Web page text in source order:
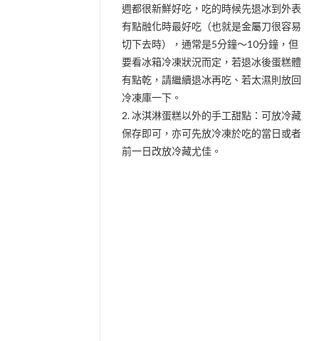
週都很新鮮好吃，吃的時候先退冰到外表
有點融化時最好吃（也就是金屬刀很容易
切下去時），通常是5分鐘～10分鐘，但
要看冰箱冷凍狀況而定，若退冰後蛋糕體
有點乾，請繼續退冰再吃、若太濕則放回
冷凍庫一下。
2. 冰淇淋蛋糕以外的手工甜點：可放冷藏
保存即可，亦可先放冷凍於吃的當日或者
前一日改放冷藏尤佳。